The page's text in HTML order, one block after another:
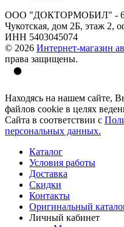
ООО "ДОКТОРМОБИЛ" -
Чукотская, дом 2Б, этаж 2,
ИНН 5403045074
© 2026 Интернет-магазин
права защищены.
Находясь на нашем сайте,
файлов cookie в целях
Сайта в соответствии с
персональных данных.
Каталог
Условия работы
Доставка
Скидки
Контакты
Оригинальный
Личный кабинет